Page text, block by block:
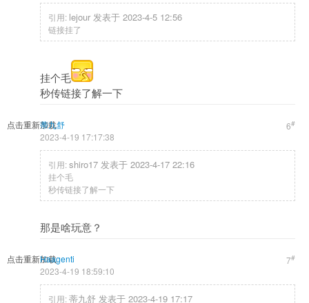
引用: lejour 发表于 2023-4-5 12:56
链接挂了
挂个毛
秒传链接了解一下
点击重新加载 6#
蒂九舒
2023-4-19 17:17:38
引用:shiro17 发表于 2023-4-17 22:16
挂个毛
秒传链接了解一下
那是啥玩意？
点击重新加载 7#
Haagenti
2023-4-19 18:59:10
引用:蒂九舒 发表于 2023-4-19 17:17